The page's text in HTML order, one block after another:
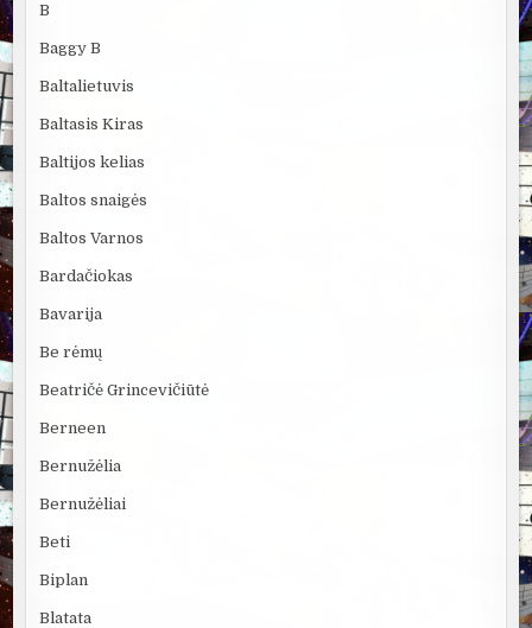
B
Baggy B
Baltalietuvis
Baltasis Kiras
Baltijos kelias
Baltos snaigės
Baltos Varnos
Bardačiokas
Bavarija
Be rėmų
Beatričė Grincevičiūtė
Berneen
Bernužėlia
Bernužėliai
Beti
Biplan
Blatata